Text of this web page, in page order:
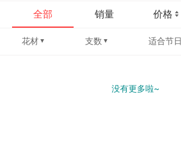
全部 销量 价格
花材 支数 适合节日
没有更多啦~